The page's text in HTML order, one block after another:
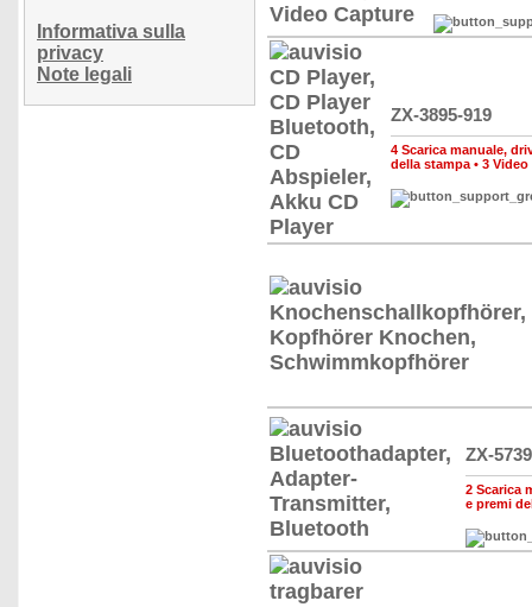
Informativa sulla
privacy
Note legali
ZX-3895-919
4 Scarica manuale,
della stampa • 3
ZX-
2 Scarica
e premi